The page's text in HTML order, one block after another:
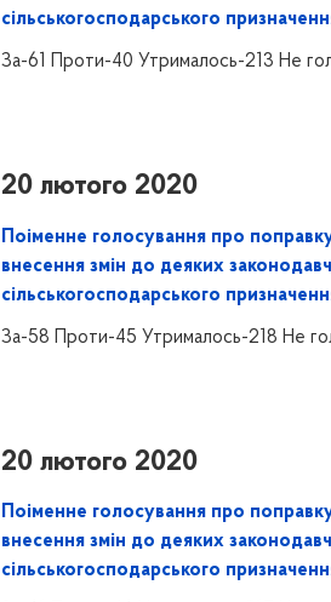
сільськогосподарського
За-61 Проти-40 Утрималось-213 Не
20 лютого 2020
Поіменне голосування про
внесення змін до деяких
сільськогосподарського
За-58 Проти-45 Утрималось-218 Не
20 лютого 2020
Поіменне голосування про
внесення змін до деяких
сільськогосподарського